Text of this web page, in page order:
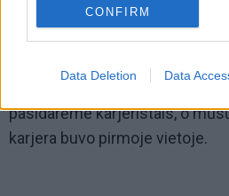
CONFIRM
Data Deletion Data
gerokai jaunesnių
gyveno daug
neaimanavo. Jos buvo labai
reikėtų palinkėti šiuolaikinėms
pasidarėme karjeristais, o
karjera buvo pirmoje vietoje.